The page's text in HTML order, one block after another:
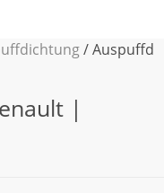
/ Auspuffd
|